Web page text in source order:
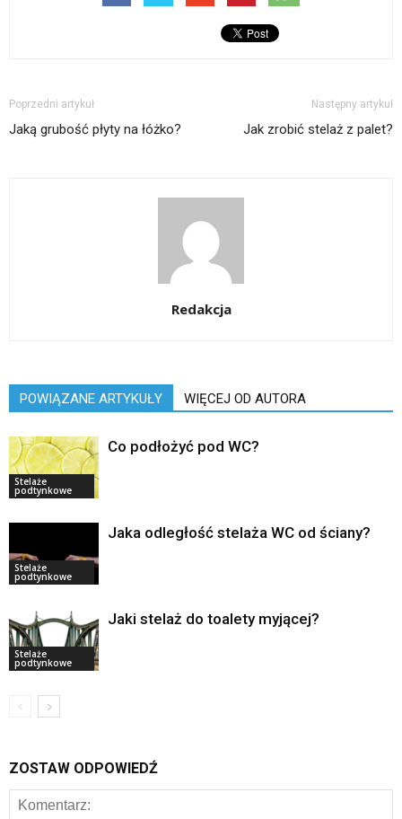
Poprzedni artykuł
Jaką grubość płyty na łóżko?
Następny artykuł
Jak zrobić stelaż z palet?
Redakcja
POWIĄZANE ARTYKUŁY WIĘCEJ OD AUTORA
Stelaże
podtynkowe
Co podłożyć pod WC?
Stelaże
podtynkowe
Jaka odległość stelaża WC od ściany?
Stelaże
podtynkowe
Jaki stelaż do toalety myjącej?
ZOSTAW ODPOWIEDŹ